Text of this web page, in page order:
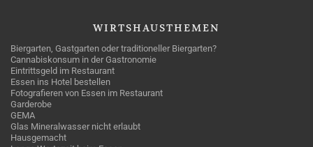
WIRTSHAUSTHEMEN
Biergarten, Gastgarten oder traditioneller Biergarten?
Cannabiskonsum in der Gastronomie
Eintrittsgeld im Restaurant
Essen ins Hotel bestellen
Fotografieren von Essen im Restaurant
Garderobe
GEMA
Glas Mineralwasser nicht erlaubt
Hausgemacht